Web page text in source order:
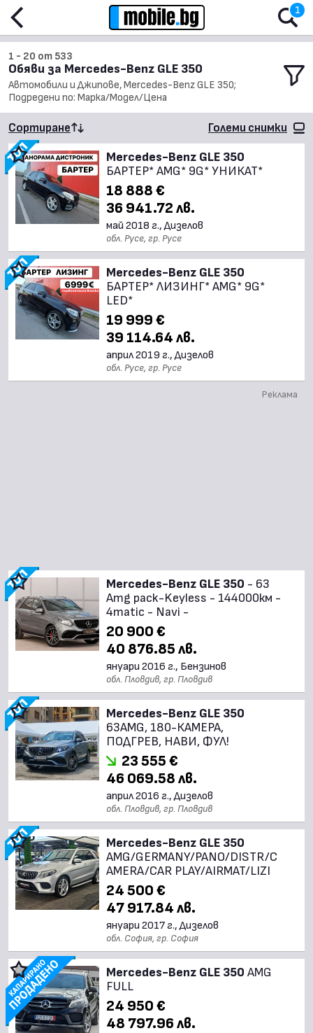
1
1 - 20 от 533
Обяви за Mercedes-Benz GLE 350
Автомобили и Джипове, Mercedes-Benz GLE 350;
Подредени по: Марка/Модел/Цена
Сортиране Големи снимки
Mercedes-Benz GLE 350
БАРТЕР* AMG* 9G* УНИКАТ*
18 888 €
36 941.72 лв.
май 2018 г., Дизелов
обл. Русе, гр. Русе
Mercedes-Benz GLE 350
БАРТЕР* ЛИЗИНГ* AMG* 9G*
LED*
19 999 €
39 114.64 лв.
април 2019 г., Дизелов
обл. Русе, гр. Русе
Реклама
Mercedes-Benz GLE 350 - 63
Amg pack-Keyless - 144000км -
4matic - Navi -
20 900 €
40 876.85 лв.
януари 2016 г., Бензинов
обл. Пловдив, гр. Пловдив
Mercedes-Benz GLE 350
63AMG, 180-КАМЕРА,
ПОДГРЕВ, НАВИ, ФУЛ!
23 555 €
46 069.58 лв.
април 2016 г., Дизелов
обл. Пловдив, гр. Пловдив
Mercedes-Benz GLE 350
AMG/GERMANY/PANO/DISTR/C
AMERA/CAR PLAY/AIRMAT/LIZI
24 500 €
47 917.84 лв.
януари 2017 г., Дизелов
обл. София, гр. София
Mercedes-Benz GLE 350 AMG
FULL
24 950 €
48 797.96 лв.